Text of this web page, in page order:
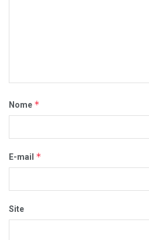
Nome *
E-mail *
Site